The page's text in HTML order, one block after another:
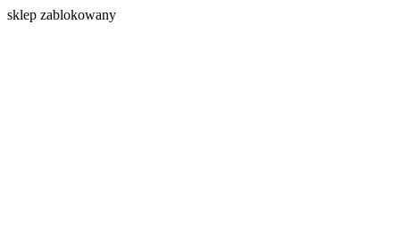
sklep zablokowany